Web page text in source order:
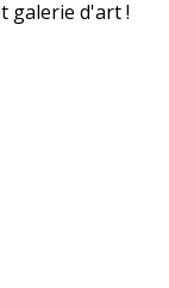
galerie d'art !